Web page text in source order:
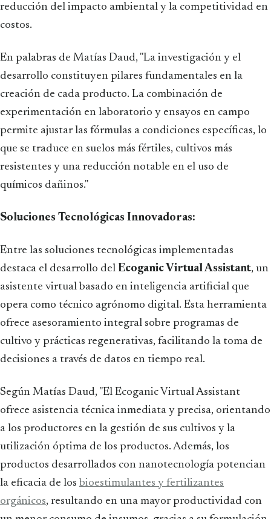
reducción del impacto ambiental y la competitividad en
costos.
En palabras de Matías Daud, "La investigación y el
desarrollo constituyen pilares fundamentales en la
creación de cada producto. La combinación de
experimentación en laboratorio y ensayos en campo
permite ajustar las fórmulas a condiciones específicas, lo
que se traduce en suelos más fértiles, cultivos más
resistentes y una reducción notable en el uso de
químicos dañinos."
Soluciones Tecnológicas Innovadoras:
Entre las soluciones tecnológicas implementadas
destaca el desarrollo del Ecoganic Virtual Assistant, un
asistente virtual basado en inteligencia artificial que
opera como técnico agrónomo digital. Esta herramienta
ofrece asesoramiento integral sobre programas de
cultivo y prácticas regenerativas, facilitando la toma de
decisiones a través de datos en tiempo real.
Según Matías Daud, "El Ecoganic Virtual Assistant
ofrece asistencia técnica inmediata y precisa, orientando
a los productores en la gestión de sus cultivos y la
utilización óptima de los productos. Además, los
productos desarrollados con nanotecnología potencian
la eficacia de los bioestimulantes y fertilizantes
orgánicos, resultando en una mayor productividad con